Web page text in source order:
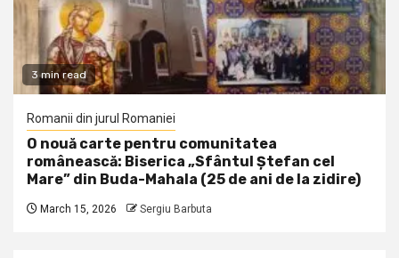
3 min read
Romanii din jurul Romaniei
O nouă carte pentru comunitatea
românească: Biserica „Sfântul Ștefan cel
Mare” din Buda-Mahala (25 de ani de la zidire)
March 15, 2026 Sergiu Barbuta